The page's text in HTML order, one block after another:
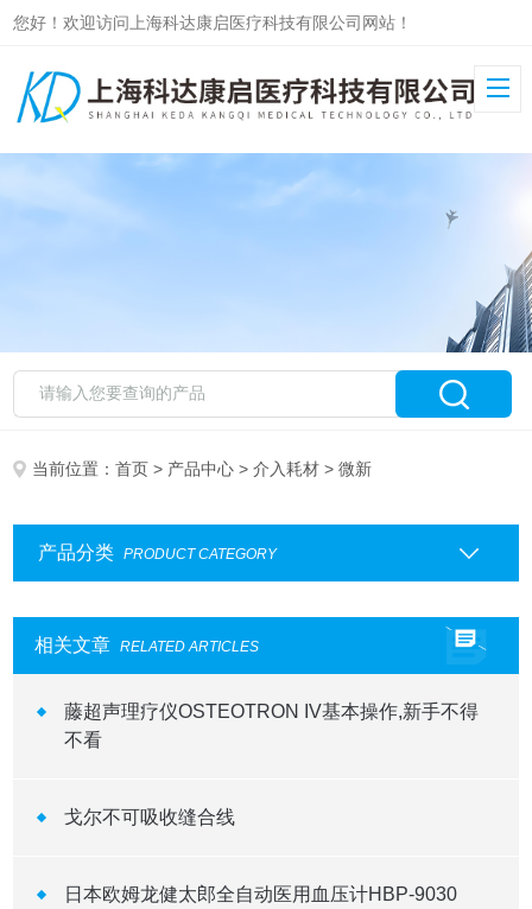
您好！欢迎访问上海科达康启医疗科技有限公司网站！
当前位置：首页 > 产品中心 >介入耗材 > 微新
产品分类 PRODUCT CATEGORY
相关文章 RELATED ARTICLES
藤超声理疗仪OSTEOTRON IV基本操作,新手不得
不看
戈尔不可吸收缝合线
日本欧姆龙健太郎全自动医用血压计HBP-9030